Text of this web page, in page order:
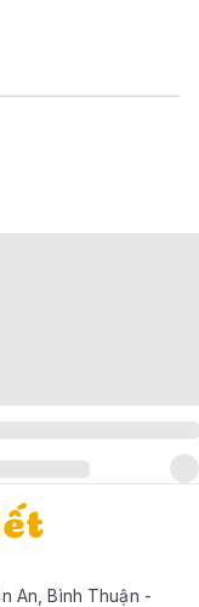
An, Bình Thuận -